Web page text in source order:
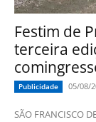
Festim de
terceira
Publicidade 05/08/
SÃO FRANCISCO